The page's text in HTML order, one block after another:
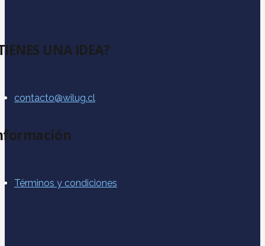
UNA IDEA?
contacto@wilug.cl
Términos y condiciones